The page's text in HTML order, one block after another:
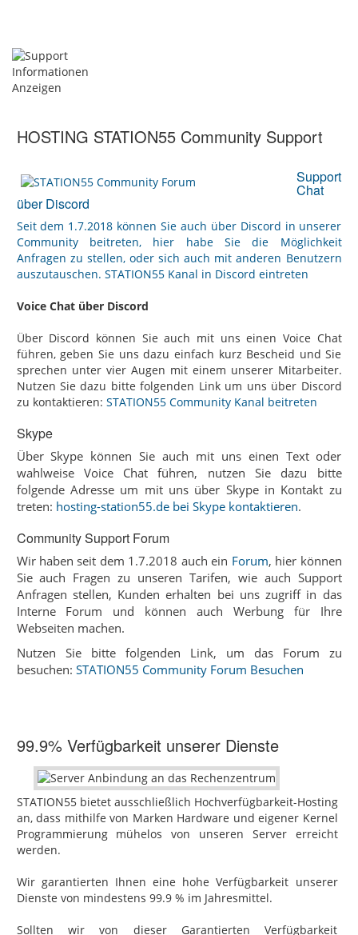
HOSTING STATION55 Community Support
Support
Chat
über Discord
Seit dem 1.7.2018 können Sie auch über Discord in unserer
Community beitreten, hier habe Sie die Möglichkeit
Anfragen zu stellen, oder sich auch mit anderen Benutzern
auszutauschen. STATION55 Kanal in Discord eintreten
Voice Chat über Discord
Über Discord können Sie auch mit uns einen Voice Chat
führen, geben Sie uns dazu einfach kurz Bescheid und Sie
sprechen unter vier Augen mit einem unserer Mitarbeiter.
Nutzen Sie dazu bitte folgenden Link um uns über Discord
zu kontaktieren: STATION55 Community Kanal beitreten
Skype
Über Skype können Sie auch mit uns einen Text oder
wahlweise Voice Chat führen, nutzen Sie dazu bitte
folgende Adresse um mit uns über Skype in Kontakt zu
treten: hosting-station55.de bei Skype kontaktieren.
Community Support Forum
Wir haben seit dem 1.7.2018 auch ein Forum, hier können
Sie auch Fragen zu unseren Tarifen, wie auch Support
Anfragen stellen, Kunden erhalten bei uns zugriff in das
Interne Forum und können auch Werbung für Ihre
Webseiten machen.
Nutzen Sie bitte folgenden Link, um das Forum zu
besuchen: STATION55 Community Forum Besuchen
99.9% Verfügbarkeit unserer Dienste
STATION55 bietet ausschließlich Hochverfügbarkeit-Hosting‎
an, dass mithilfe von Marken Hardware und eigener Kernel
Programmierung mühelos von unseren Server erreicht
werden.
Wir garantierten Ihnen eine hohe Verfügbarkeit unserer
Dienste von mindestens 99.9 % im Jahresmittel.
Sollten wir von dieser Garantierten Verfügbarkeit